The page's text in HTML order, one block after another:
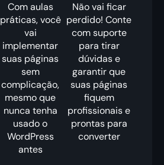
Com aulas
práticas, você
vai
implementar
suas páginas
sem
complicação,
mesmo que
nunca tenha
usado o
WordPress
antes
Não vai ficar
perdido! Conte
com suporte
para tirar
dúvidas e
garantir que
suas páginas
fiquem
profissionais e
prontas para
converter